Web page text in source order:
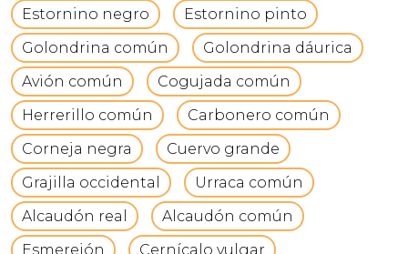
Estornino negro
Estornino pinto
Golondrina común
Golondrina dáurica
Avión común
Cogujada común
Herrerillo común
Carbonero común
Corneja negra
Cuervo grande
Grajilla occidental
Urraca común
Alcaudón real
Alcaudón común
Esmerejón
Cernícalo vulgar